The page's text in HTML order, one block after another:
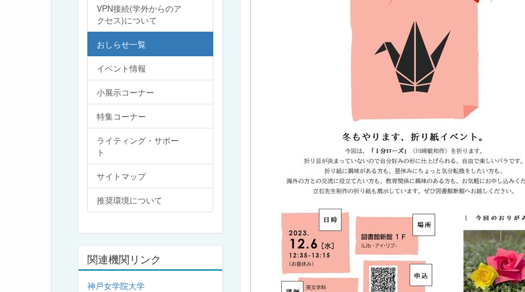
VPN接続(学外からのア
クセス)について
おしらせ一覧
イベント情報
小展示コーナー
特集コーナー
ライティング・サポー
ト
サイトマップ
推奨環境について
関連機関リンク
神戸女学院大学